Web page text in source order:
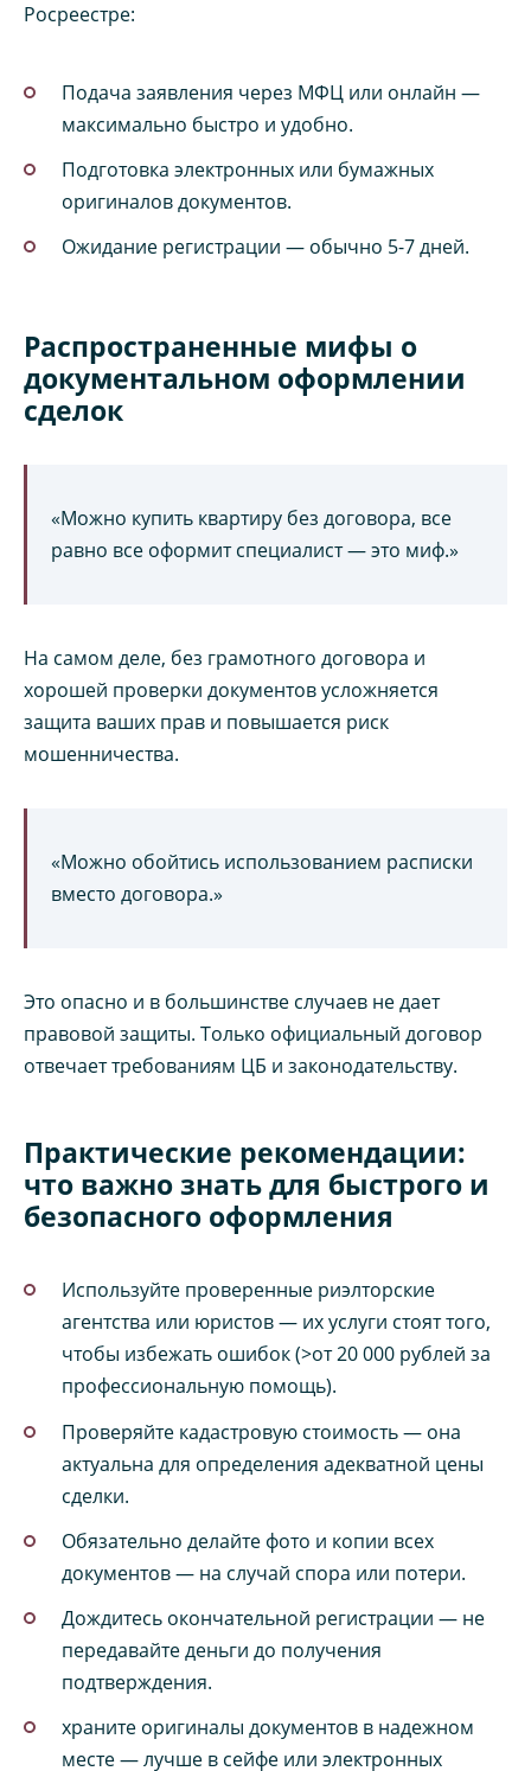
Росреестре:
Подача заявления через МФЦ или онлайн —
максимально быстро и удобно.
Подготовка электронных или бумажных
оригиналов документов.
Ожидание регистрации — обычно 5-7 дней.
Распространенные мифы о
документальном оформлении
сделок
«Можно купить квартиру без договора, все
равно все оформит специалист — это миф.»
На самом деле, без грамотного договора и
хорошей проверки документов усложняется
защита ваших прав и повышается риск
мошенничества.
«Можно обойтись использованием расписки
вместо договора.»
Это опасно и в большинстве случаев не дает
правовой защиты. Только официальный договор
отвечает требованиям ЦБ и законодательству.
Практические рекомендации:
что важно знать для быстрого и
безопасного оформления
Используйте проверенные риэлторские
агентства или юристов — их услуги стоят того,
чтобы избежать ошибок (>от 20 000 рублей за
профессиональную помощь).
Проверяйте кадастровую стоимость — она
актуальна для определения адекватной цены
сделки.
Обязательно делайте фото и копии всех
документов — на случай спора или потери.
Дождитесь окончательной регистрации — не
передавайте деньги до получения
подтверждения.
храните оригиналы документов в надежном
месте — лучше в сейфе или электронных